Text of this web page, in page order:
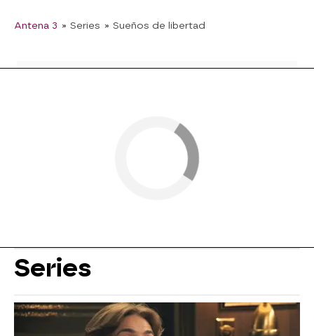
Antena 3 » Series » Sueños de libertad
Series